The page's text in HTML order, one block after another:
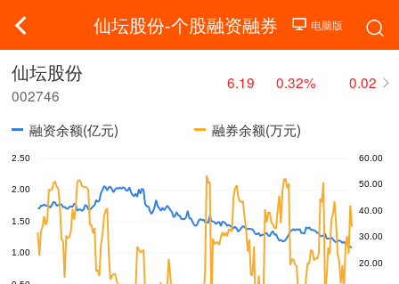
仙坛股份-个股融资融券
仙坛股份
002746
6.19 0.32% 0.02
融资余额(亿元) 融券余额(万元)